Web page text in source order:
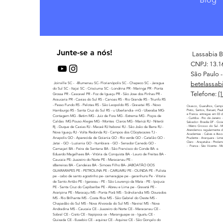
Junte-se a nós!
Joinville SC - -Blumenau SC- Florianópolis SC - Chapeco SC - Jaragua
do Sul SC - Itajai SC - Crisciuma SC - Londrina PR - Maringa PR - Ponta
Grossa PR - Cascavel PR - Foz de Iguaçu PR - São Jose dos Pinhas PR -
Araucaria PR - Caxias do Sul RS - Canoas RS - Rio Grande RS - Triunfo RS
- Passo Fundo RS - Pelotas RS - São Leopoldo RS - Gravatai RS - Novo
Hamburgo RS - Santa Cruz do Sul RS - u Uberlandia- mG - Uberaba MG-
Contagem MG - Betim MG - Juiz de Fora MG - Extrema MG - Poços de
Caldas MG Pouso Alegre MG - Montes Claros MG - Maricá RJ - Niterói
Rj - Duque de Caxias RJ - Macaé RJ Itaborai RJ - São Joâo da Barra RJ -
Nova Iguaçu RJ - Volta Redonda RJ - Campos dos CGoytacazes TJ -
Anapolis GO - Aparecida de Goiania GO - Rio verde GO - Catalão GO -
Jatai - GO - Luziania GO - Itumbiara - GO - Senador Canedo GO -
Camaçari BA - Feira de Santana BA - São Francisco do Conde BA -s
Eduardo Magalhaes BA - Vitória da Conquista BA - Lauro de Freitas BA -
Caucaia PE- Juazeiro do Norte PE - Maracanau PE -
sBarreiras BA - Candeias BA - Simoes Filho BA- JABOATÃO DOS
GUARARAPES PE - PETROLINA PE - CARUARU PE - OLINDA PE - Pulista
pe - cabo de santo agostinho pe- camaragipe pe - garanhuns Pe - Vitoria
de Santo Antão PE - Igarassu - PE - São Lourenço da Mata - PE - Ipojuca
PE - Santa Cruz do Capibaribe PE - Abreu e Lima pe - Gravatá PE -
Araripina PE - Maracaju MS - Ponta Porã MS - Sidnolandia MS- Dourados
MS - Rio Brilhante MS - Costa Rica MS - São Gabriel do Oeste MS -
Chapadão do Sul MS - Nova Alvorada do Sul MS - Naviraí MS - Nova
Andradina MS - Caucaia CE - Juazeiro do Norte CE - Maracanau CE -
Sobral CE - Crato CE - Itapipoca ce - Maranguape ce - Iguatu CE -
Quixada CE - Eusebio CE - aquiraz CE - Aquiraz CE - São Gonçalo do
Lassabia
CNPJ:
São Paulo
Telefone:
Osasco, Guarulhos,
Preto, Santos, Barueri,
e Franca. entregas em 03
- Curitiba - Rio de Janeiro
Salvador- Brasilia DF -
- Matro Grosso do Sul -
Atendemos regularmente
Academias - Cubes e
Prudente - Ararquara -
Claro - Araçatuba -
- Franca - São Vicente -